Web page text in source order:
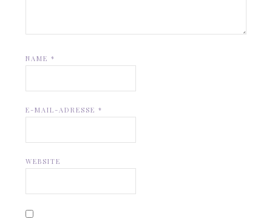
NAME*
E-MAIL-ADRESSE*
WEBSITE